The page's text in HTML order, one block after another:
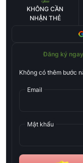
KHÔNG CẦN
NHẬN THẺ
Đăng ký ngay
Không có thêm bước
Email
Mật khẩu